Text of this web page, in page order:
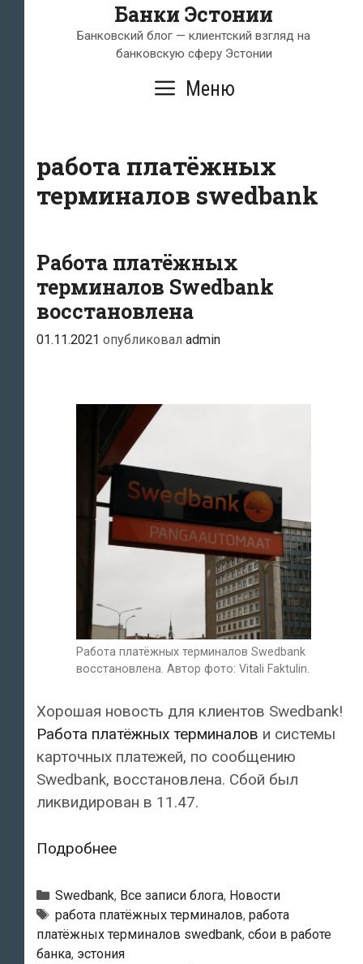
Банки Эстонии
Банковский блог — клиентский взгляд на
банковскую сферу Эстонии
Меню
работа платёжных
терминалов swedbank
Работа платёжных
терминалов Swedbank
восстановлена
01.11.2021 опубликовал admin
Работа платёжных терминалов Swedbank
восстановлена. Автор фото: Vitali Faktulin.
Хорошая новость для клиентов Swedbank!
Работа платёжных терминалов и системы
карточных платежей, по сообщению
Swedbank, восстановлена. Сбой был
ликвидирован в 11.47.
ПодробнееРабота
терминалов
Swedbank
восстановлена
Рубрики
Swedbank, Все записи блога, Новости
Тэги
работа платёжных терминалов, работа
платёжных терминалов swedbank, сбои в работе
банка, эстония